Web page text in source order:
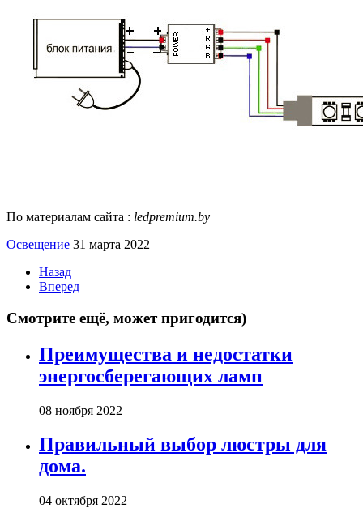
По материалам сайта : ledpremium.by
Освещение 31 марта 2022
Назад
Вперед
Смотрите ещё, может пригодится)
Преимущества и недостатки
энергосберегающих ламп
08 ноября 2022
Правильный выбор люстры для
дома.
04 октября 2022